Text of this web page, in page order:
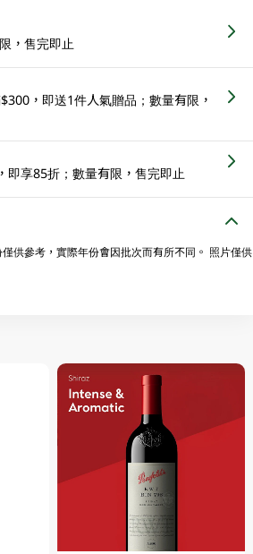
，售完即止
，即送1件人氣贈品；數量有限，
即享85折；數量有限，售完即止
供參考，實際年份會因批次而有所不同。 照片僅供